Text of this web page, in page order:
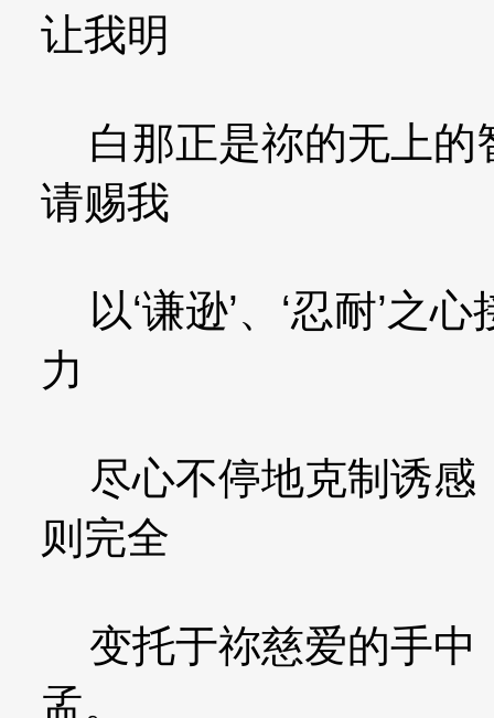
让我明
白那正是祢的无上的
请赐我
以‘谦逊’、‘忍耐’之
力
尽心不停地克制诱感
则完全
变托于祢慈爱的手中
孟。